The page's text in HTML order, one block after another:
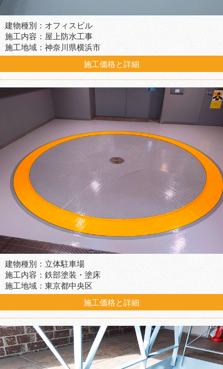
建物種別：オフィスビル
施工内容：屋上防水工事
施工地域：神奈川県横浜市
施工価格と詳細
建物種別：立体駐車場
施工内容：鉄部塗装・塗床
施工地域：東京都中央区
施工価格と詳細